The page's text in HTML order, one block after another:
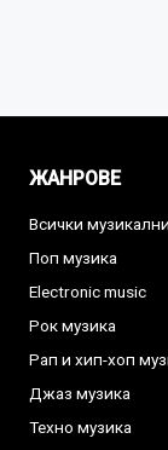
ЖАНРОВЕ
Всички
Поп музика
Electronic music
Рок музика
Рап и хип-хоп
Джаз музика
Техно музика